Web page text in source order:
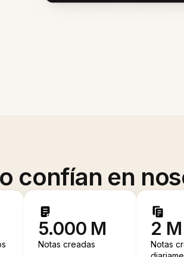
confían en
5.000 M
Notas creadas
2 M
Notas